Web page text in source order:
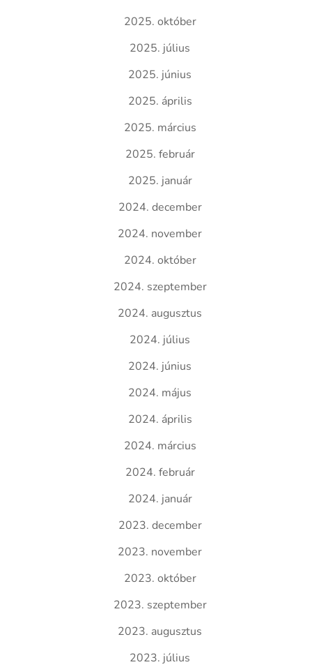
2025. október
2025. július
2025. június
2025. április
2025. március
2025. február
2025. január
2024. december
2024. november
2024. október
2024. szeptember
2024. augusztus
2024. július
2024. június
2024. május
2024. április
2024. március
2024. február
2024. január
2023. december
2023. november
2023. október
2023. szeptember
2023. augusztus
2023. július